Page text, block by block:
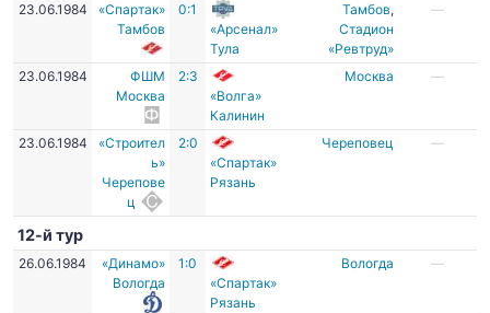
23.06.1984
«Спартак»
Тамбов
0:1
«Арсенал»
Тула
Тамбов,
Стадион
«Ревтруд»
—
23.06.1984
ФШМ
Москва
2:3
«Волга»
Калинин
Москва —
23.06.1984
«Строител
ь»
Черепове
ц
2:0
«Спартак»
Рязань
Череповец —
12-й тур
26.06.1984
«Динамо»
Вологда
1:0
«Спартак»
Рязань
Вологда —